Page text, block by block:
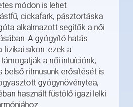
módon is lehet
cickafark, pásztortáska
alkalmazott segítők a női
A gyógyító hatás
fizikai síkon: ezek a
a női intuíciónk,
belső ritmusunk erősítését is.
gyógynövénytea,
használt füstölő igazi lelki